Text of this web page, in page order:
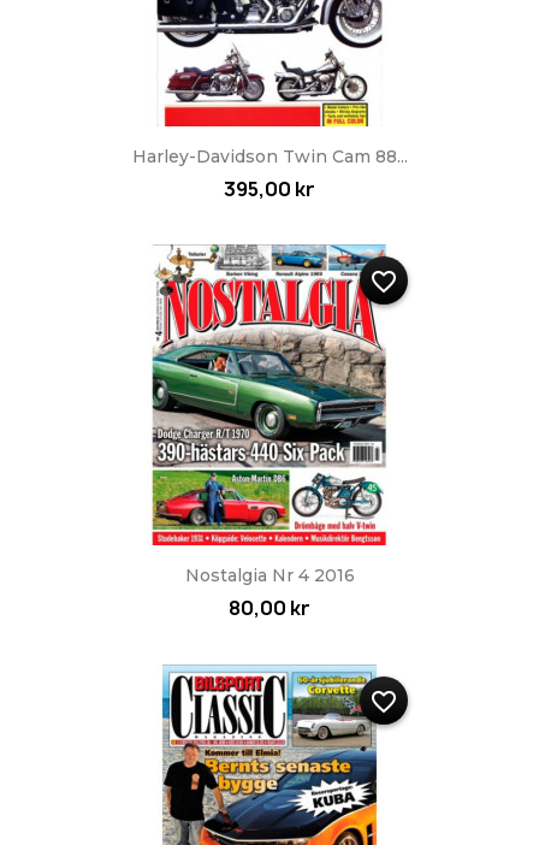
Harley-Davidson Twin Cam 88...
395,00 kr
Nostalgia Nr 4 2016
80,00 kr
favorite_border
favorite_border